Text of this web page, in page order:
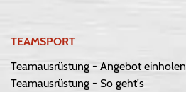
TEAMSPORT
Teamausrüstung - Angebot einholen
Teamausrüstung - So geht's